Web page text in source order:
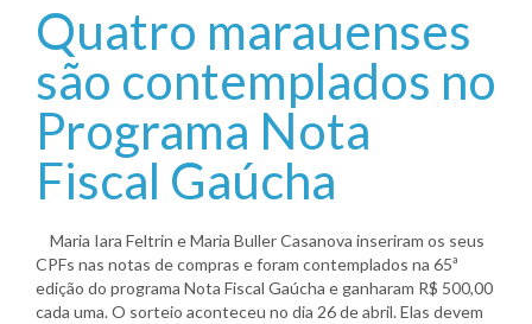
Quatro marauenses
são contemplados no
Programa Nota
Fiscal Gaúcha
Maria Iara Feltrin e Maria Buller Casanova inseriram os seus
CPFs nas notas de compras e foram contemplados na 65ª
edição do programa Nota Fiscal Gaúcha e ganharam R$ 500,00
cada uma. O sorteio aconteceu no dia 26 de abril. Elas devem